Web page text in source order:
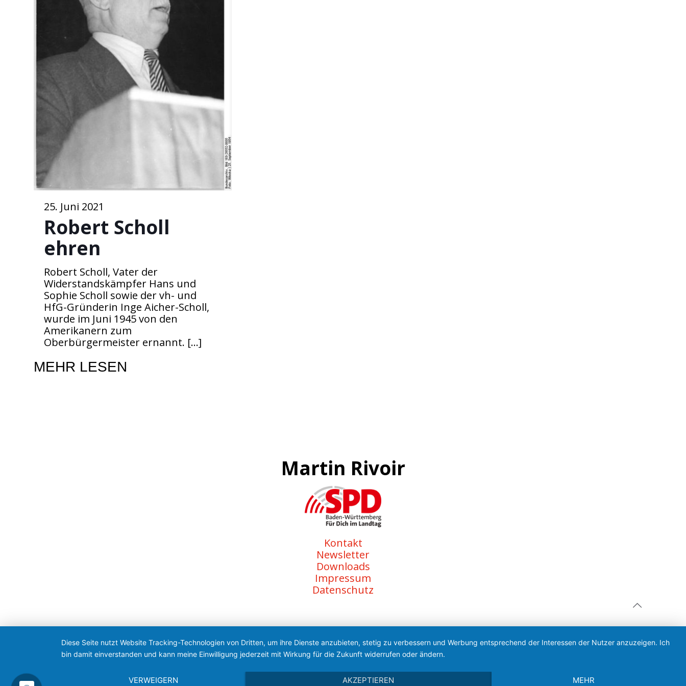
25. Juni 2021
Robert Scholl
ehren
Robert Scholl, Vater der
Widerstandskämpfer Hans und
Sophie Scholl sowie der vh- und
HfG-Gründerin Inge Aicher-Scholl,
wurde im Juni 1945 von den
Amerikanern zum
Oberbürgermeister ernannt. […]
MEHR LESEN
Martin Rivoir
Kontakt
Newsletter
Downloads
Impressum
Datenschutz
Diese Seite nutzt Website Tracking-Technologien von Dritten, um ihre Dienste anzubieten, stetig zu verbessern und Werbung entsprechend der Interessen der Nutzer anzuzeigen. Ich
bin damit einverstanden und kann meine Einwilligung jederzeit mit Wirkung für die Zukunft widerrufen oder ändern.
VERWEIGERN AKZEPTIEREN MEHR